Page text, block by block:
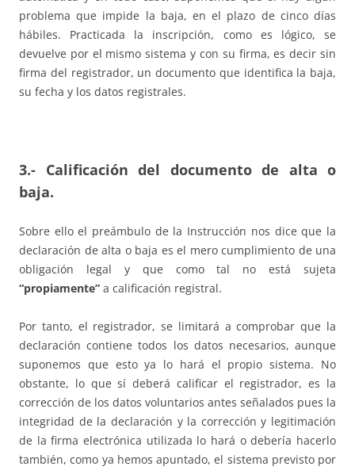
problema que impide la baja, en el plazo de cinco días
hábiles. Practicada la inscripción, como es lógico, se
devuelve por el mismo sistema y con su firma, es decir sin
firma del registrador, un documento que identifica la baja,
su fecha y los datos registrales.
3.- Calificación del documento de alta o
baja.
Sobre ello el preámbulo de la Instrucción nos dice que la
declaración de alta o baja es el mero cumplimiento de una
obligación legal y que como tal no está sujeta
“propiamente” a calificación registral.
Por tanto, el registrador, se limitará a comprobar que la
declaración contiene todos los datos necesarios, aunque
suponemos que esto ya lo hará el propio sistema. No
obstante, lo que sí deberá calificar el registrador, es la
corrección de los datos voluntarios antes señalados pues la
integridad de la declaración y la corrección y legitimación
de la firma electrónica utilizada lo hará o debería hacerlo
también, como ya hemos apuntado, el sistema previsto por